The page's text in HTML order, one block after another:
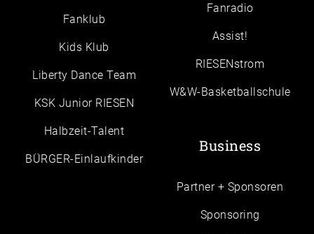
Fanklub
Kids Klub
Liberty Dance Team
KSK Junior RIESEN
Halbzeit-Talent
BÜRGER-Einlaufkinder
Fanradio
Assist!
RIESENstrom
W&W-Basketballschule
Business
Partner + Sponsoren
Sponsoring